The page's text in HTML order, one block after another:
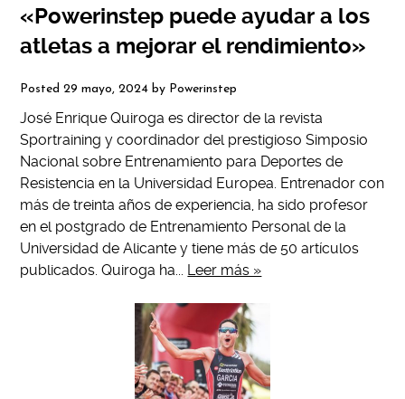
«Powerinstep puede ayudar a los
atletas a mejorar el rendimiento»
Posted29 mayo, 2024 by Powerinstep
José Enrique Quiroga es director de la revista
Sportraining y coordinador del prestigioso Simposio
Nacional sobre Entrenamiento para Deportes de
Resistencia en la Universidad Europea. Entrenador con
más de treinta años de experiencia, ha sido profesor
en el postgrado de Entrenamiento Personal de la
Universidad de Alicante y tiene más de 50 artículos
publicados. Quiroga ha... Leer más »